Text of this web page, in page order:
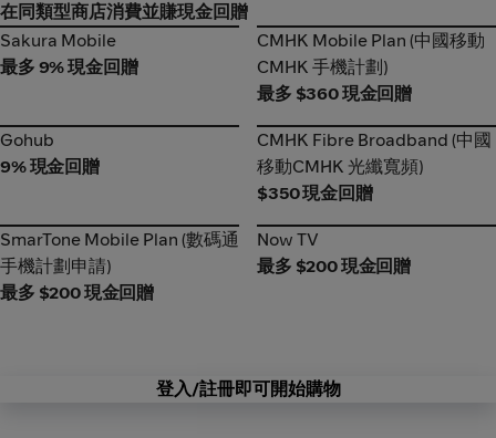
在同類型商店消費並賺現金回贈
Sakura Mobile
Sakura Mobile
最多 9% 現金回贈
CMHK Mobile Plan (中國移動
CMHK 手機計劃)
CMHK Mobile Plan (中國移動
CMHK 手機計劃)
最多 $360 現金回贈
Gohub
Gohub
9% 現金回贈
CMHK Fibre Broadband (中國
移動CMHK 光纖寬頻)
CMHK Fibre Broadband (中國
移動CMHK 光纖寬頻)
$350 現金回贈
SmarTone Mobile Plan (數碼通
手機計劃申請)
SmarTone Mobile Plan (數碼通
手機計劃申請)
最多 $200 現金回贈
Now TV
Now TV
最多 $200 現金回贈
登入/註冊即可開始購物